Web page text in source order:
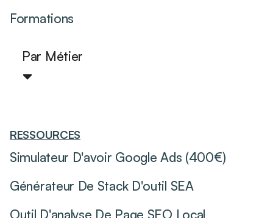
Formations
Par Métier
RESSOURCES
Simulateur D'avoir Google Ads (400€)
Générateur De Stack D'outil SEA
Outil D'analyse De Page SEO Local